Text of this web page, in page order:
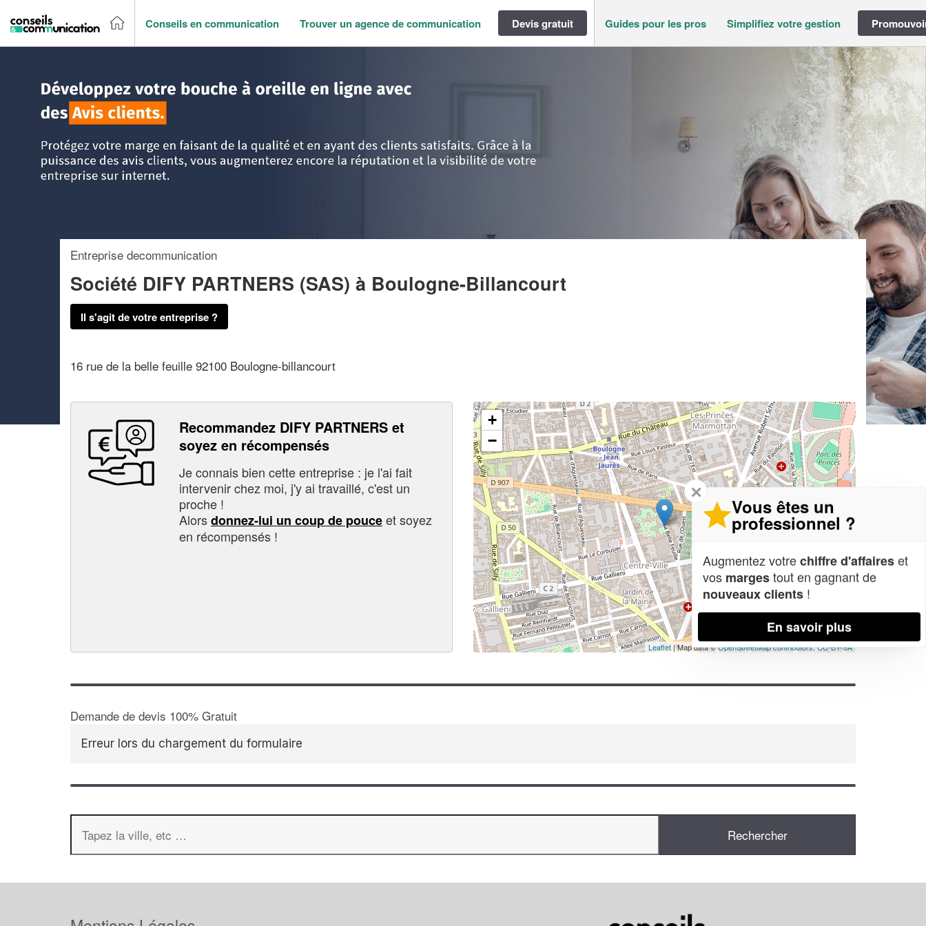
Conseils en communication Trouver un agence de communication Devis gratuit Guides pour les pros Simplifiez votre gestion
Entreprise decommunication
Société DIFY PARTNERS (SAS) à Boulogne-Billancourt
Il s'agit de votre entreprise ?
16 rue de la belle feuille 92100 Boulogne-billancourt
Recommandez DIFY PARTNERS et
soyez en récompensés
Je connais bien cette entreprise : je l'ai fait
intervenir chez moi, j'y ai travaillé, c'est un
proche !
Alorsdonnez-lui un coup de pouceet soyez
en récompensés !
+
−
Leaflet | Map data ©OpenStreetMap contributors,CC-BY-SA
Demande de devis 100% Gratuit
Erreur lors du chargement du formulaire
✕
Vous êtes un
professionnel ?
Augmentez votrechiffre d'affaireset
vos margestout en gagnant de
nouveaux clients !
En savoir plus